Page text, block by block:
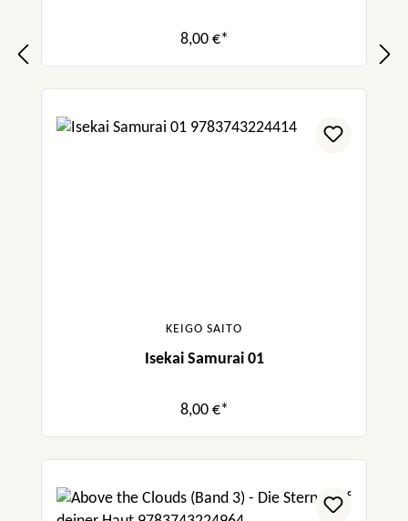
8,00 €*
KEIGO SAITO
Isekai Samurai 01
8,00 €*